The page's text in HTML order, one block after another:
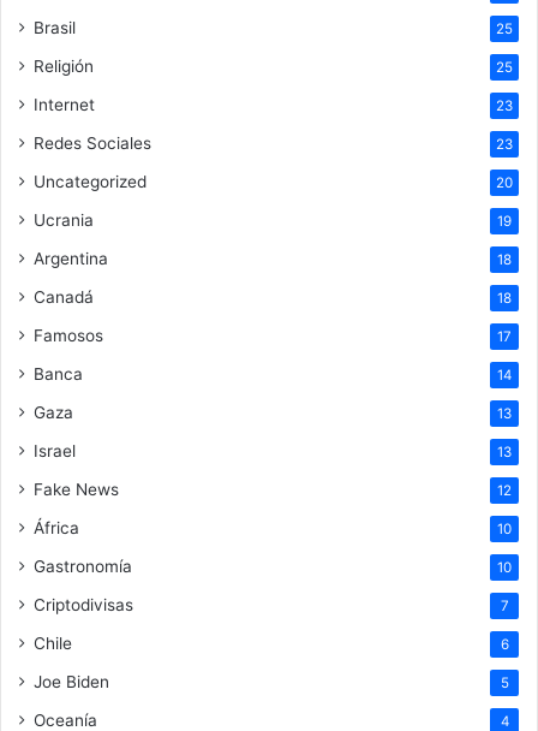
Brasil 25
Religión 25
Internet 23
Redes Sociales 23
Uncategorized 20
Ucrania 19
Argentina 18
Canadá 18
Famosos 17
Banca 14
Gaza 13
Israel 13
Fake News 12
África 10
Gastronomía 10
Criptodivisas 7
Chile 6
Joe Biden 5
Oceanía 4